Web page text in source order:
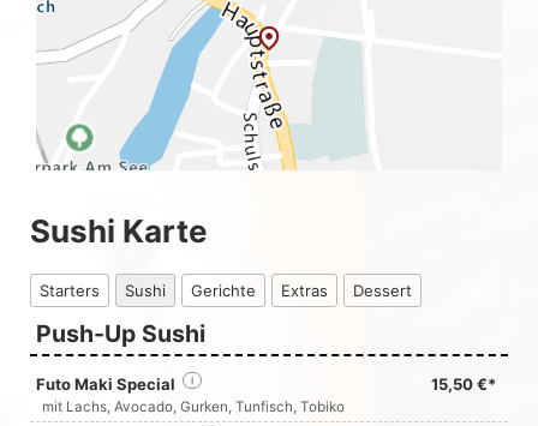
Sushi Karte
Starters Sushi Gerichte Extras Dessert
Push-Up Sushi
Futo Maki Special 15,50 €*
i
mit Lachs, Avocado, Gurken, Tunfisch, Tobiko